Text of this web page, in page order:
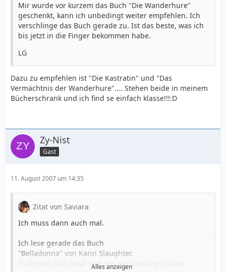
Mir wurde vor kurzem das Buch "Die Wanderhure"
geschenkt, kann ich unbedingt weiter empfehlen. Ich
verschlinge das Buch gerade zu. Ist das beste, was ich
bis jetzt in die Finger bekommen habe.
LG
Dazu zu empfehlen ist "Die Kastratin" und "Das
Vermächtnis der Wanderhure".... Stehen beide in meinem
Bücherschrank und ich find se einfach klasse!!!:D
Zy-Nist
Gast
11. August 2007 um 14:35
Zitat von Saviara
Ich muss dann auch mal.
Ich lese gerade das Buch
"Belladonna" von Karin Slaughter.
Es fesselt mich total und das nächste liegt schon
Alles anzeigen